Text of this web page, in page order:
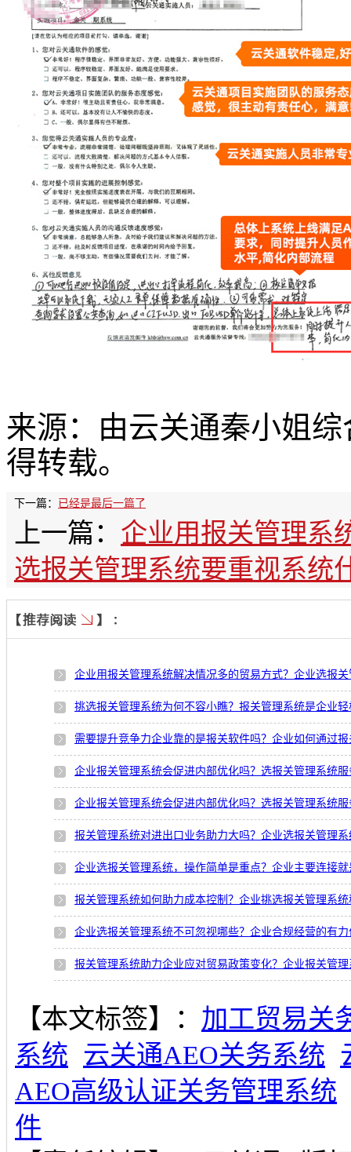
来源：由云关通秦小姐
得转载。
下一篇： 已经是最后一篇了
上一篇： 企业用报关管理系
选报关管理系统要重视系统
企业用报关管理系统解决情况多的贸易方式？企业选报
挑选报关管理系统为何不容小瞧？报关管理系统是企业
需要提升竞争力企业靠的是报关软件吗？企业如何通过
企业报关管理系统会促进内部优化吗？选报关管理系统
企业报关管理系统会促进内部优化吗？选报关管理系统
报关管理系统对进出口业务助力大吗？企业选报关管理
企业选报关管理系统，操作简单是重点？企业主要连接
报关管理系统如何助力成本控制？企业挑选报关管理系
企业选报关管理系统不可忽视哪些？企业合规经营的有
报关管理系统助力企业应对贸易政策变化？企业报关管
【本文标签】： 加工贸易关
系统 云关通AEO关务系统
AEO高级认证关务管理系统
件